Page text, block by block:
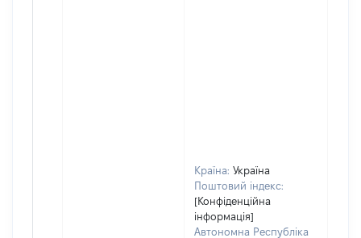
Країна: Україна
Поштовий індекс:
[Конфіденційна
інформація]
Автономна Республіка